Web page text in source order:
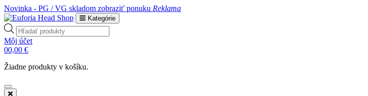
Novinka - PG / VG skladom zobraziť ponuku Reklama
Kategórie
Products
search
Môj účet
00,00 €
Žiadne produkty v košíku.